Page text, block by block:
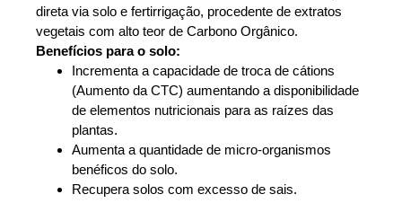
direta via solo e fertirrigação, procedente de extratos
vegetais com alto teor de Carbono Orgânico.
Benefícios para o solo:
Incrementa a capacidade de troca de cátions
(Aumento da CTC) aumentando a disponibilidade
de elementos nutricionais para as raízes das
plantas.
Aumenta a quantidade de micro-organismos
benéficos do solo.
Recupera solos com excesso de sais.